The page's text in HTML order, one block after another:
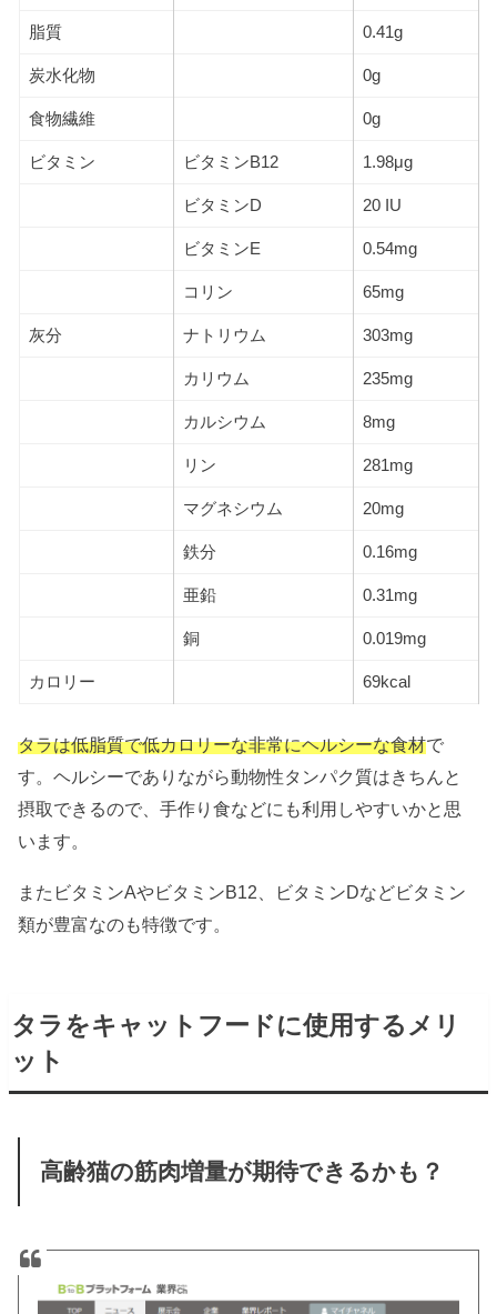
脂質 0.41g
炭水化物 0g
食物繊維 0g
ビタミン ビタミンB12 1.98μg
ビタミンD 20 IU
ビタミンE 0.54mg
コリン 65mg
灰分 ナトリウム 303mg
カリウム 235mg
カルシウム 8mg
リン 281mg
マグネシウム 20mg
鉄分 0.16mg
亜鉛 0.31mg
銅 0.019mg
カロリー 69kcal
タラは低脂質で低カロリーな非常にヘルシーな食材で
す。ヘルシーでありながら動物性タンパク質はきちんと
摂取できるので、手作り食などにも利用しやすいかと思
います。
またビタミンAやビタミンB12、ビタミンDなどビタミン
類が豊富なのも特徴です。
タラをキャットフードに使用するメリ
ット
高齢猫の筋肉増量が期待できるかも？